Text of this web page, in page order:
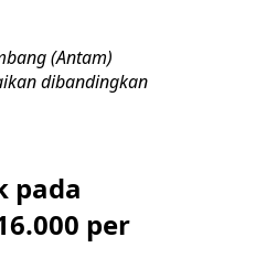
(Antam)
dibandingkan
pada
per